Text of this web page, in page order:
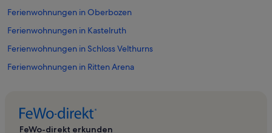
Ferienwohnungen in Oberbozen
Ferienwohnungen in Kastelruth
Ferienwohnungen in Schloss Velthurns
Ferienwohnungen in Ritten Arena
Ferienwohnungen in Valdurna
FeWo-direkt erkunden